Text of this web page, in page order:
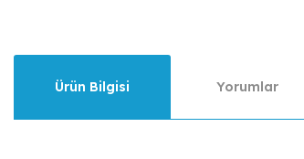
Ürün Bilgisi Yorumlar